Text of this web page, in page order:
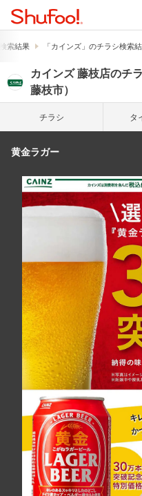
索結果 「カインズ」のチラシ検索
カインズ 藤枝店のチ
藤枝市）
チラシ タ
黄金ラガー